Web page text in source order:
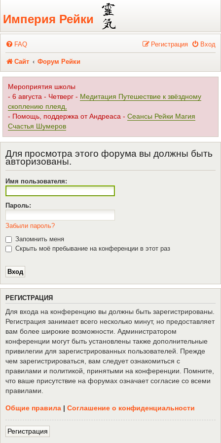
Регистрация
Империя Рейки
FAQ Вход
Регистрация
Сайт Форум Рейки
Мероприятия школы
- 6 августа - Четверг - Медитация Путешествие к звёздному
скоплению плеяд,
- Помощь, поддержка от Андреаса - Сеансы Рейки Магия
Счастья Шумеров
Для просмотра этого форума вы должны быть
авторизованы.
Имя пользователя:
Пароль:
Забыли пароль?
Запомнить меня
Скрыть моё пребывание на конференции в этот раз
РЕГИСТРАЦИЯ
Для входа на конференцию вы должны быть зарегистрированы.
Регистрация занимает всего несколько минут, но предоставляет
вам более широкие возможности. Администратором
конференции могут быть установлены также дополнительные
привилегии для зарегистрированных пользователей. Прежде
чем зарегистрироваться, вам следует ознакомиться с
правилами и политикой, принятыми на конференции. Помните,
что ваше присутствие на форумах означает согласие со всеми
правилами.
Общие правила | Соглашение о конфиденциальности
Регистрация